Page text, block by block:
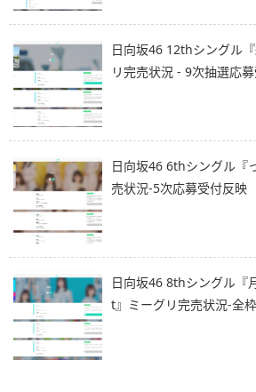
日向坂46 12thシングル
リ完売状況 - 9次抽選応
日向坂46 6thシングル『
売状況-5次応募受付反映
日向坂46 8thシングル
t』ミーグリ完売状況-全